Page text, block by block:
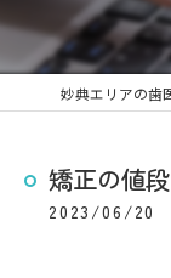
矯正の値段
2023/06/20